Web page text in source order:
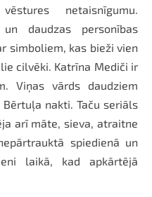
netaisnīgumu.
daudzas personības
simboliem, kas bieži vien
cilvēki. Katrīna Mediči ir
Viņas vārds daudziem
nakti. Taču seriāls
arī māte, sieva, atraitne
spiedienā un
laikā, kad apkārtējā